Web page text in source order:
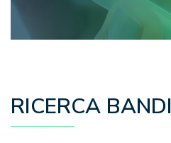
RICERCA BANDI